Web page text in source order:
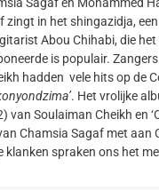
Sagaf en Mohammed
zingt in het shingazidja,
Abou Chihabi, die het
is populair.
hadden vele hits op de
. Het vrolijke
van Soulaiman Cheikh en
Chamsia Sagaf met aan
klanken spraken ons het